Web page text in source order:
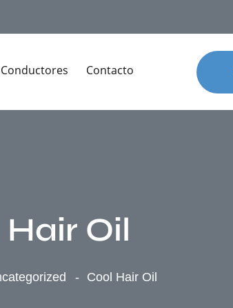
Conductores Contacto
Oil
Cool Hair Oil